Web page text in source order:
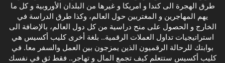
طرق الهجرة الى كندا و امريكا و غيرها من البلدان الأوروبية و كل ما
يهم المهاجرين و المغتربين حول العالم، وكذا طرق الدراسة في
الخارج و الحصول على منح دراسية من كل دول العالم، بالإضافة الى
استراتيجيات تداول العملات الرقمية.. بلغة أخرى كليب أكسيس هي
بوابتك للرحالة الرقميون الذين يمزجون بين العمل والسفر معا. في
كليب أكسيس ستتعلم كيف تجمع المال و تهاجر.. فقط ثق في نفسك